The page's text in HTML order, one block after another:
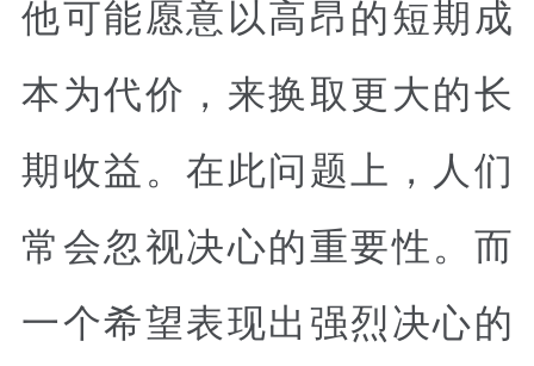
他可能愿意以高昂的短期成
本为代价，来换取更大的长
期收益。在此问题上，人们
常会忽视决心的重要性。而
一个希望表现出强烈决心的